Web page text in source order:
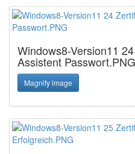
Windows8-Version11
Assistent Passwort.PNG
Magnify image